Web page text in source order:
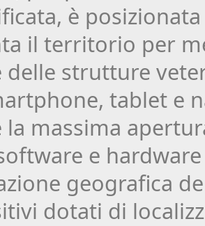
è
il territorio per
delle strutture
tablet e
la massima
e
geografica
dotati di